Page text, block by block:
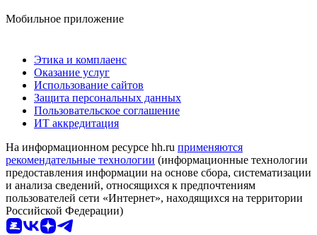
Мобильное приложение
Этика и комплаенс
Оказание услуг
Использование сайтов
Защита персональных данных
Пользовательское соглашение
ИТ аккредитация
На информационном ресурсе hh.ru применяются
рекомендательные технологии (информационные технологии
предоставления информации на основе сбора, систематизации
и анализа сведений, относящихся к предпочтениям
пользователей сети «Интернет», находящихся на территории
Российской Федерации)